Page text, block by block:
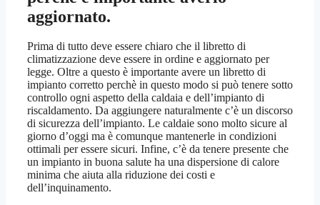
aggiornato.
Prima di tutto deve essere chiaro che il libretto di
climatizzazione deve essere in ordine e aggiornato per
legge. Oltre a questo è importante avere un libretto di
impianto corretto perchè in questo modo si può tenere sotto
controllo ogni aspetto della caldaia e dell’impianto di
riscaldamento. Da aggiungere naturalmente c’è un discorso
di sicurezza dell’impianto. Le caldaie sono molto sicure al
giorno d’oggi ma è comunque mantenerle in condizioni
ottimali per essere sicuri. Infine, c’è da tenere presente che
un impianto in buona salute ha una dispersione di calore
minima che aiuta alla riduzione dei costi e
dell’inquinamento.